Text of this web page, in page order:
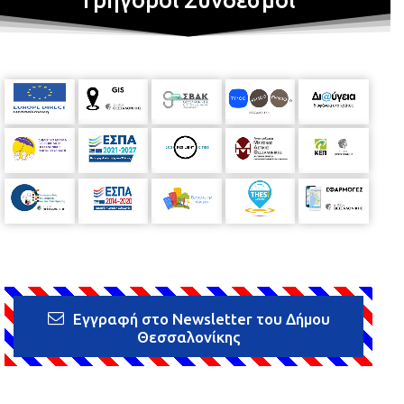
Tο πρόγραμμα των εκδηλώσεων
Εγγραφή στο Newsletter του Δήμου
Θεσσαλονίκης